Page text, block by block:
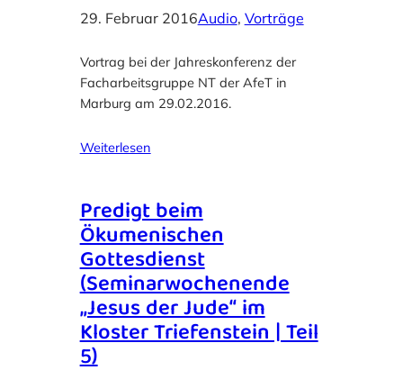
29. Februar 2016Audio, Vorträge
Vortrag bei der Jahreskonferenz der
Facharbeitsgruppe NT der AfeT in
Marburg am 29.02.2016.
Weiterlesen
Predigt beim
Ökumenischen
Gottesdienst
(Seminarwochenende
„Jesus der Jude“ im
Kloster Triefenstein | Teil
5)